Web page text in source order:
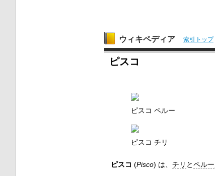
ウィキペディア 索引トップ
ピスコ
ピスコ ペルー
ピスコ チリ
ピスコ (Pisco) は、 チリ とペルー